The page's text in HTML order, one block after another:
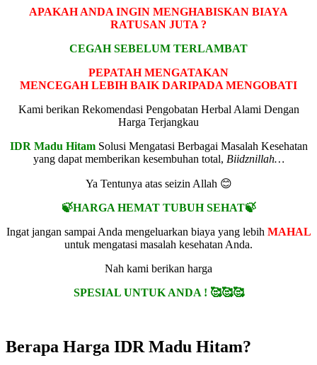
APAKAH ANDA INGIN MENGHABISKAN BIAYA
RATUSAN JUTA ?
CEGAH SEBELUM TERLAMBAT
PEPATAH MENGATAKAN
MENCEGAH LEBIH BAIK DARIPADA MENGOBATI
Kami berikan Rekomendasi Pengobatan Herbal Alami Dengan
Harga Terjangkau
IDR Madu HitamSolusi Mengatasi Berbagai Masalah Kesehatan
yang dapat memberikan kesembuhan total, Biidznillah…
Ya Tentunya atas seizin Allah 😊
🍃HARGA HEMAT TUBUH SEHAT🍃
Ingat jangan sampai Anda mengeluarkan biaya yang lebih MAHAL
untuk mengatasi masalah kesehatan Anda.
Nah kami berikan harga
SPESIAL UNTUK ANDA ! 🥰🥰🥰
Berapa Harga IDR Madu Hitam?